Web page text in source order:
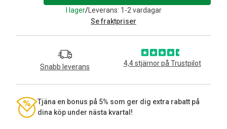
I lager/Leverans: 1-2 vardagar
Se fraktpriser
Snabb leverans 4,4 stjärnor på Trustpilot
Tjäna en bonus på 5% som ger dig extra rabatt på
dina köp under nästa kvartal!